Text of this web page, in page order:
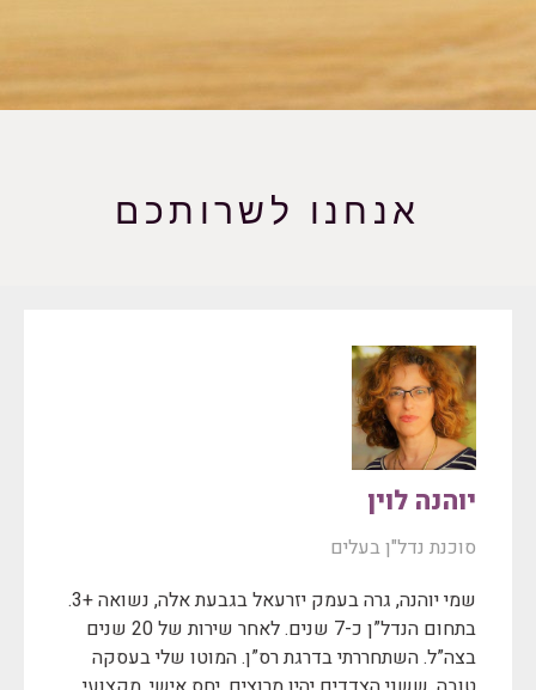
אנחנו לשרותכם
יוהנה לוין
סוכנת נדל"ן בעלים
שמי יוהנה, גרה בעמק יזרעאל בגבעת אלה, נשואה +3.
בתחום הנדל”ן כ-7 שנים. לאחר שירות של 20 שנים
בצה”ל. השתחררתי בדרגת רס”ן. המוטו שלי בעסקה